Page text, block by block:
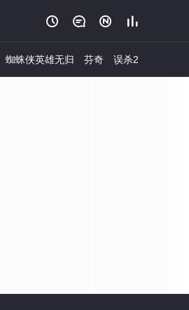
   
蜘蛛侠英雄无归 芬奇 误杀2